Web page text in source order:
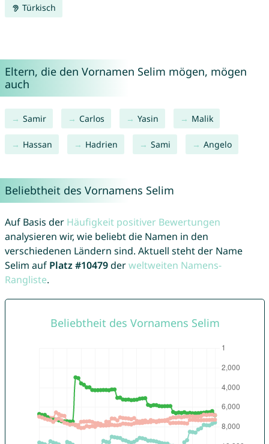
Türkisch
Eltern, die den Vornamen Selim mögen, mögen
auch
Samir Carlos Yasin Malik
Hassan Hadrien Sami Angelo
Beliebtheit des Vornamens Selim
Auf Basis der Häufigkeit positiver Bewertungen
analysieren wir, wie beliebt die Namen in den
verschiedenen Ländern sind. Aktuell steht der Name
Selim auf Platz #10479derweltweiten Namens-
Rangliste.